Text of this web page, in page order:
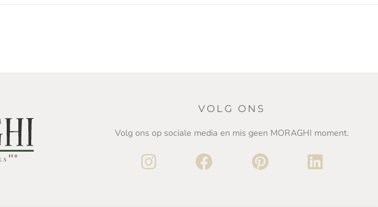
VOLG ONS
Volg ons op sociale media en mis geen MORAGHI moment.